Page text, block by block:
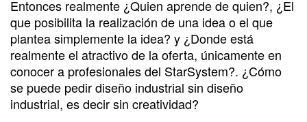
Entonces realmente ¿Quien aprende de quien?, ¿El
que posibilita la realización de una idea o el que
plantea simplemente la idea? y ¿Donde está
realmente el atractivo de la oferta, únicamente en
conocer a profesionales del StarSystem?. ¿Cómo
se puede pedir diseño industrial sin diseño
industrial, es decir sin creatividad?